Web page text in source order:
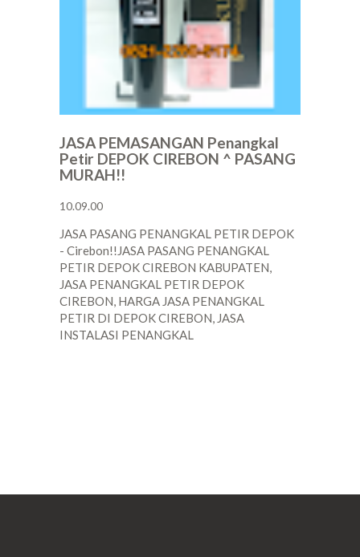
JASA PEMASANGAN Penangkal
Petir DEPOK CIREBON ^ PASANG
MURAH!!
10.09.00
JASA PASANG PENANGKAL PETIR DEPOK
- Cirebon!!JASA PASANG PENANGKAL
PETIR DEPOK CIREBON KABUPATEN,
JASA PENANGKAL PETIR DEPOK
CIREBON, HARGA JASA PENANGKAL
PETIR DI DEPOK CIREBON, JASA
INSTALASI PENANGKAL